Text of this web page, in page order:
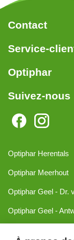
Contact
Service-
Optiphar
Suivez-nous
Optiphar Herentals
Optiphar Meerhout
Optiphar Geel - Dr.
Optiphar Geel -